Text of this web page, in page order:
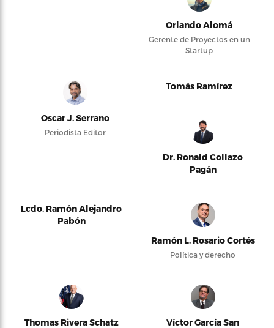
Orlando Alomá
Gerente de Proyectos en un
Startup
Oscar J. Serrano
Periodista Editor
Tomás Ramírez
Dr. Ronald Collazo
Pagán
Lcdo. Ramón Alejandro
Pabón
Ramón L. Rosario Cortés
Política y derecho
Thomas Rivera Schatz
Víctor García San